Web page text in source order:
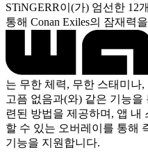
STiNGERR이(가) 엄선한 12
통해 Conan Exiles의 잠재력
는 무한 체력, 무한 스태미나
고픔 없음과(와) 같은 기능을
련된 방법을 제공하며, 앱 내
할 수 있는 오버레이를 통해
기능을 지원합니다.